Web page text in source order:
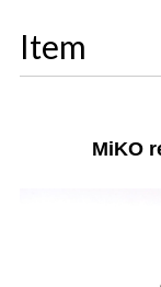
Item
MiKO